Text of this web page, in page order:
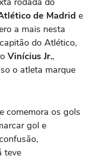
de Madrid e
a mais nesta
do Atlético,
Vinícius Jr.,
o atleta marque
comemora os gols
gol e
teve